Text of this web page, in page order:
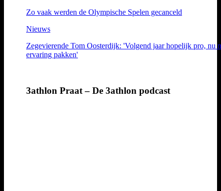
Zo vaak werden de Olympische Spelen gecanceld
Nieuws
Zegevierende Tom Oosterdijk: 'Volgend jaar hopelijk pro, nu
ervaring pakken'
3athlon Praat – De 3athlon podcast